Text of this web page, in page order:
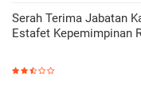
Serah Terima Jabatan
Estafet Kepemimpinan